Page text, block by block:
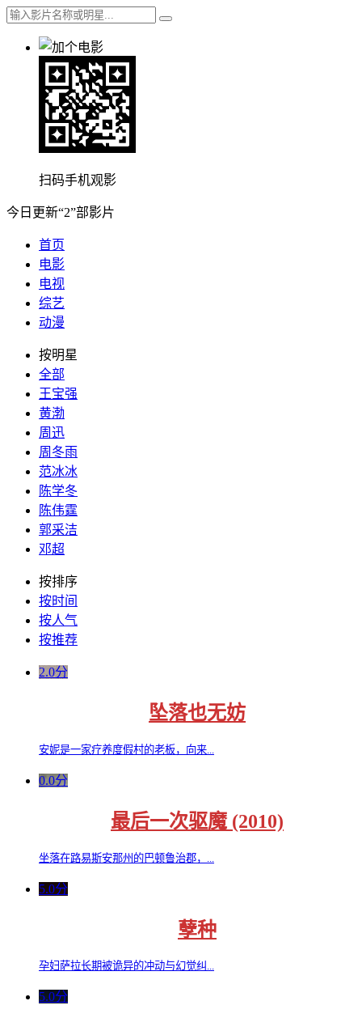
扫码手机观影
今日更新“2”部影片
首页
电影
电视
综艺
动漫
按明星
全部
王宝强
黄渤
周迅
周冬雨
范冰冰
陈学冬
陈伟霆
郭采洁
邓超
按排序
按时间
按人气
按推荐
2.0分
坠落也无妨
安妮是一家疗养度假村的老板，向来...
0.0分
最后一次驱魔 (2010)
坐落在路易斯安那州的巴顿鲁治郡，...
5.0分
孽种
孕妇萨拉长期被诡异的冲动与幻觉纠...
5.0分